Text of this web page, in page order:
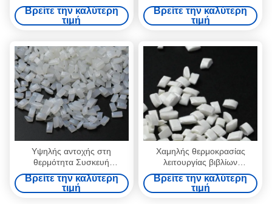
κόλλα για βιβλία, κόλλα
θερμής τήξης με 100%
στερεό περιεχόμενο και λευκό
Βρείτε την καλύτερη
τιμή
Ζεστή τήξη Κόλλημα Υψηλή
αντοχή στη θερμότητα
Βρείτε την καλύτερη
τιμή
Υψηλής αντοχής στη
θερμότητα Συσκευή
συγκολλητικής κόλλας για
βιβλία με βάση το EVA
Βρείτε την καλύτερη
τιμή
Χαμηλής θερμοκρασίας
λειτουργίας βιβλίων
δεσμευτική κόλλα λειωμένων
μετάλλων κόλλας
εκτυφλωτική
Βρείτε την καλύτερη
τιμή